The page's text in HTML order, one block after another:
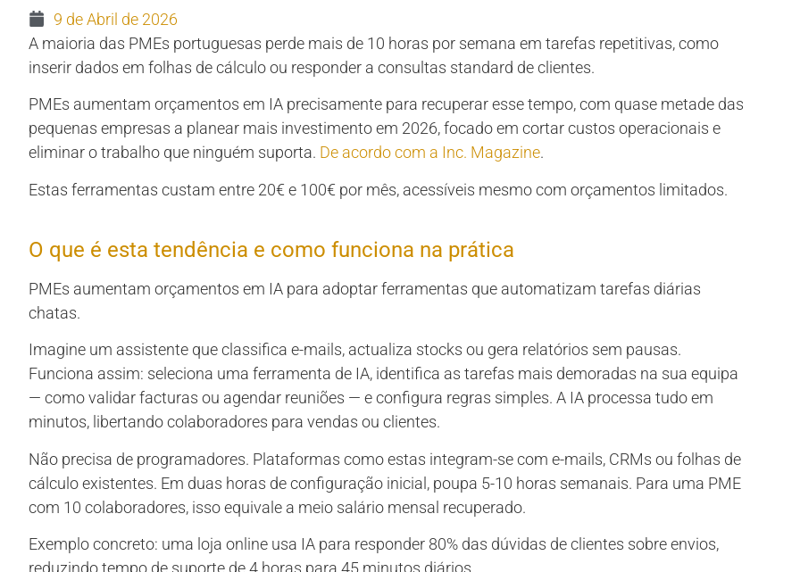
9 de Abril de 2026
A maioria das PMEs portuguesas perde mais de 10 horas por semana em tarefas repetitivas, como
inserir dados em folhas de cálculo ou responder a consultas standard de clientes.
PMEs aumentam orçamentos em IA precisamente para recuperar esse tempo, com quase metade das
pequenas empresas a planear mais investimento em 2026, focado em cortar custos operacionais e
eliminar o trabalho que ninguém suporta. De acordo com a Inc. Magazine.
Estas ferramentas custam entre 20€ e 100€ por mês, acessíveis mesmo com orçamentos limitados.
O que é esta tendência e como funciona na prática
PMEs aumentam orçamentos em IA para adoptar ferramentas que automatizam tarefas diárias
chatas.
Imagine um assistente que classifica e-mails, actualiza stocks ou gera relatórios sem pausas.
Funciona assim: seleciona uma ferramenta de IA, identifica as tarefas mais demoradas na sua equipa
— como validar facturas ou agendar reuniões — e configura regras simples. A IA processa tudo em
minutos, libertando colaboradores para vendas ou clientes.
Não precisa de programadores. Plataformas como estas integram-se com e-mails, CRMs ou folhas de
cálculo existentes. Em duas horas de configuração inicial, poupa 5-10 horas semanais. Para uma PME
com 10 colaboradores, isso equivale a meio salário mensal recuperado.
Exemplo concreto: uma loja online usa IA para responder 80% das dúvidas de clientes sobre envios,
reduzindo tempo de suporte de 4 horas para 45 minutos diários.